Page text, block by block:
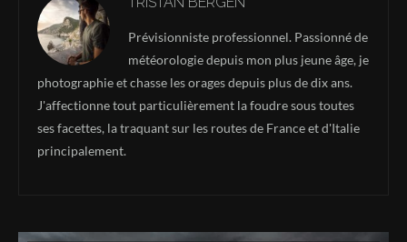
Prévisionniste professionnel. Passionné de
météorologie depuis mon plus jeune âge, je
photographie et chasse les orages depuis plus de dix ans.
J'affectionne tout particulièrement la foudre sous toutes
ses facettes, la traquant sur les routes de France et d'Italie
principalement.